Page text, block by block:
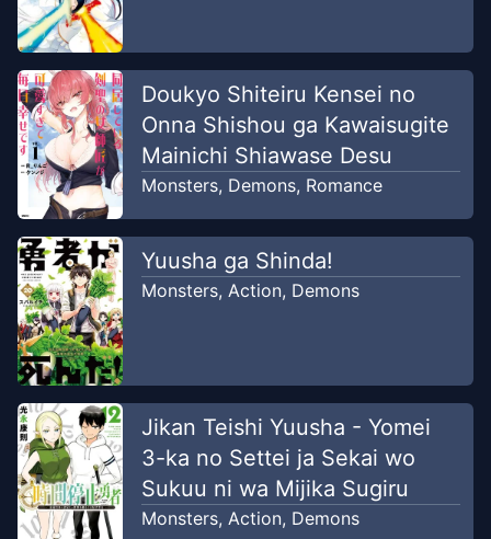
Chapter32
Jan 13, 2021
Chapter31 -Bunga Kekacauan
Tenseiscans Group
Jan 2, 2021
Chapter 30
Tenseiscans Group
Dec 16, 2020
Chapter29 -Orang Dewasa
Ideal
Tenseiscans Group
Chapter28
Penyesalan
Tenseiscans Group
Dec 2,
2020
Chapter27 -Priest Dari Desa
Doukyo Shiteiru Kensei no
Onna Shishou ga Kawaisugite
Mainichi Shiawase Desu
Monsters, Demons, Romance
Yuusha ga Shinda!
Monsters, Action, Demons
Jikan Teishi Yuusha - Yomei
3-ka no Settei ja Sekai wo
Sukuu ni wa Mijika Sugiru
Monsters, Action, Demons